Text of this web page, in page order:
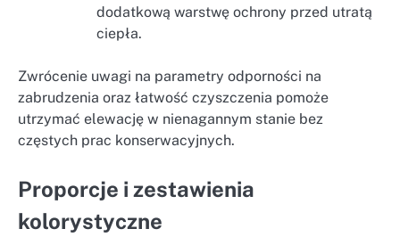
dodatkową warstwę ochrony przed utratą
ciepła.
Zwrócenie uwagi na parametry odporności na
zabrudzenia oraz łatwość czyszczenia pomoże
utrzymać elewację w nienagannym stanie bez
częstych prac konserwacyjnych.
Proporcje i zestawienia
kolorystyczne